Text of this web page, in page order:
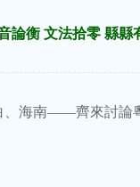
論衡 文法拾零 縣縣
、海南——齊來討論